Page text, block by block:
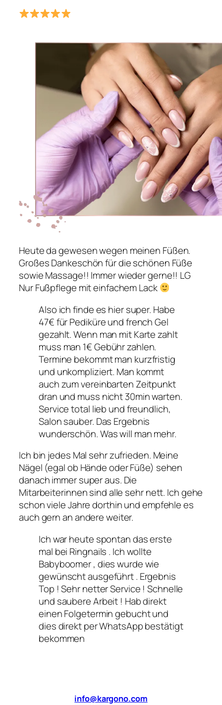
Heute da gewesen wegen meinen Füßen.
Großes Dankeschön für die schönen Füße
sowie Massage!! Immer wieder gerne!! LG
Nur Fußpflege mit einfachem Lack
Also ich finde es hier super. Habe
47€ für Pediküre und french Gel
gezahlt. Wenn man mit Karte zahlt
muss man 1€ Gebühr zahlen.
Termine bekommt man kurzfristig
und unkompliziert. Man kommt
auch zum vereinbarten Zeitpunkt
dran und muss nicht 30min warten.
Service total lieb und freundlich,
Salon sauber. Das Ergebnis
wunderschön. Was will man mehr.
Ich bin jedes Mal sehr zufrieden. Meine
Nägel (egal ob Hände oder Füße) sehen
danach immer super aus. Die
Mitarbeiterinnen sind alle sehr nett. Ich gehe
schon viele Jahre dorthin und empfehle es
auch gern an andere weiter.
Ich war heute spontan das erste
mal bei Ringnails . Ich wollte
Babyboomer , dies wurde wie
gewünscht ausgeführt . Ergebnis
Top ! Sehr netter Service ! Schnelle
und saubere Arbeit ! Hab direkt
einen Folgetermin gebucht und
dies direkt per WhatsApp bestätigt
bekommen
info@kargono.com